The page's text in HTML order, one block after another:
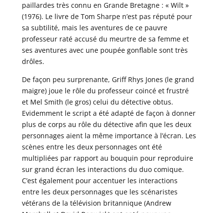
paillardes très connu en Grande Bretagne : « Wilt »
(1976). Le livre de Tom Sharpe n’est pas réputé pour
sa subtilité, mais les aventures de ce pauvre
professeur raté accusé du meurtre de sa femme et
ses aventures avec une poupée gonflable sont très
drôles.
De façon peu surprenante, Griff Rhys Jones (le grand
maigre) joue le rôle du professeur coincé et frustré
et Mel Smith (le gros) celui du détective obtus.
Evidemment le script a été adapté de façon à donner
plus de corps au rôle du détective afin que les deux
personnages aient la même importance à l’écran. Les
scènes entre les deux personnages ont été
multipliées par rapport au bouquin pour reproduire
sur grand écran les interactions du duo comique.
C’est également pour accentuer les interactions
entre les deux personnages que les scénaristes
vétérans de la télévision britannique (Andrew